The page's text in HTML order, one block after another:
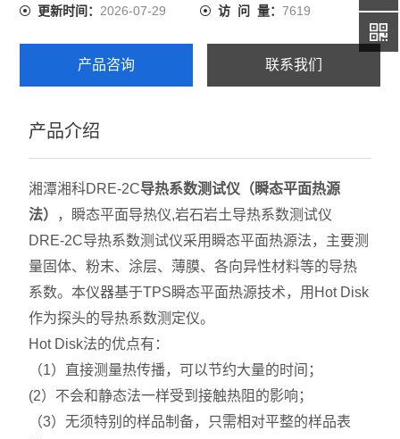
更新时间：2026-07-29 访 问 量： 7619
产品咨询 联系我们
产品介绍
湘潭湘科DRE-2C导热系数测试仪（瞬态平面热源
法） ，瞬态平面导热仪,岩石岩土导热系数测试仪
DRE-2C导热系数测试仪采用瞬态平面热源法，主要测
量固体、粉末、涂层、薄膜、各向异性材料等的导热
系数。本仪器基于TPS瞬态平面热源技术，用Hot Disk
作为探头的导热系数测定仪。
Hot Disk法的优点有：
（1）直接测量热传播，可以节约大量的时间；
(2）不会和静态法一样受到接触热阻的影响；
（3）无须特别的样品制备，只需相对平整的样品表